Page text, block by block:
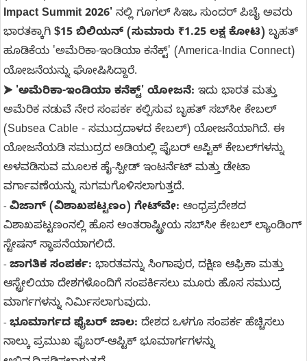
Impact Summit 2026' ನಲ್ಲಿ ಗೂಗಲ್ ಸಿಇಒ ಸುಂದರ್ ಪಿಚೈ ಅವರು
ಭಾರತಕ್ಕಾಗಿ $15 ಬಿಲಿಯನ್ (ಸುಮಾರು ₹1.25 ಲಕ್ಷ ಕೋಟಿ) ಬೃಹತ್
ಹೂಡಿಕೆಯ 'ಅಮೆರಿಕಾ-ಇಂಡಿಯಾ ಕನೆಕ್ಟ್' (America-India Connect)
ಯೋಜನೆಯನ್ನು ಘೋಷಿಸಿದ್ದಾರೆ.
➤ 'ಅಮೆರಿಕಾ-ಇಂಡಿಯಾ ಕನೆಕ್ಟ್' ಯೋಜನೆ: ಇದು ಭಾರತ ಮತ್ತು
ಅಮೆರಿಕ ನಡುವೆ ನೇರ ಸಂಪರ್ಕ ಕಲ್ಪಿಸುವ ಬೃಹತ್ ಸಬ್‌ಸೀ ಕೇಬಲ್
(Subsea Cable - ಸಮುದ್ರದಾಳದ ಕೇಬಲ್) ಯೋಜನೆಯಾಗಿದೆ. ಈ
ಯೋಜನೆಯಡಿ ಸಮುದ್ರದ ಅಡಿಯಲ್ಲಿ ಫೈಬರ್ ಆಪ್ಟಿಕ್ ಕೇಬಲ್‌ಗಳನ್ನು
ಅಳವಡಿಸುವ ಮೂಲಕ ಹೈ-ಸ್ಪೀಡ್ ಇಂಟರ್ನೆಟ್ ಮತ್ತು ಡೇಟಾ
ವರ್ಗಾವಣೆಯನ್ನು ಸುಗಮಗೊಳಿಸಲಾಗುತ್ತದೆ.
- ವಿಜಾಗ್ (ವಿಶಾಖಪಟ್ಟಣಂ) ಗೇಟ್‌ವೇ: ಆಂಧ್ರಪ್ರದೇಶದ
ವಿಶಾಖಪಟ್ಟಣಂನಲ್ಲಿ ಹೊಸ ಅಂತರಾಷ್ಟ್ರೀಯ ಸಬ್‌ಸೀ ಕೇಬಲ್ ಲ್ಯಾಂಡಿಂಗ್
ಸ್ಟೇಷನ್ ಸ್ಥಾಪನೆಯಾಗಲಿದೆ.
- ಜಾಗತಿಕ ಸಂಪರ್ಕ: ಭಾರತವನ್ನು ಸಿಂಗಾಪುರ, ದಕ್ಷಿಣ ಆಫ್ರಿಕಾ ಮತ್ತು
ಆಸ್ಟ್ರೇಲಿಯಾ ದೇಶಗಳೊಂದಿಗೆ ಸಂಪರ್ಕಿಸಲು ಮೂರು ಹೊಸ ಸಮುದ್ರ
ಮಾರ್ಗಗಳನ್ನು ನಿರ್ಮಿಸಲಾಗುವುದು.
- ಭೂಮಾರ್ಗದ ಫೈಬರ್ ಜಾಲ: ದೇಶದ ಒಳಗೂ ಸಂಪರ್ಕ ಹೆಚ್ಚಿಸಲು
ನಾಲ್ಕು ಪ್ರಮುಖ ಫೈಬರ್-ಆಪ್ಟಿಕ್ ಭೂಮಾರ್ಗಗಳನ್ನು